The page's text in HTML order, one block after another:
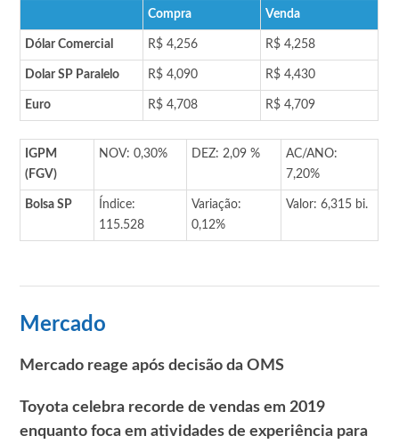
Compra Venda
Dólar Comercial R$ 4,256 R$ 4,258
Dolar SP Paralelo R$ 4,090 R$ 4,430
Euro R$ 4,708 R$ 4,709
IGPM
(FGV)
NOV: 0,30% DEZ: 2,09 %
AC/ANO:
7,20%
Bolsa SP
Índice:
115.528
Variação:
0,12%
Valor: 6,315 bi.
Mercado
Mercado reage após decisão da OMS
Toyota celebra recorde de vendas em 2019
enquanto foca em atividades de experiência para